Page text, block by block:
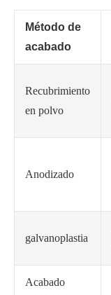
Método de
acabado
Recubrimiento
en polvo
Anodizado
galvanoplastia
Acabado